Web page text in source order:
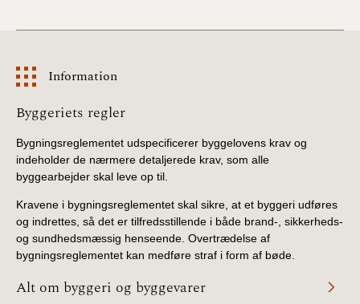
Information
Information
Byggeriets regler
Bygningsreglementet udspecificerer byggelovens krav og
indeholder de nærmere detaljerede krav, som alle
byggearbejder skal leve op til.
Kravene i bygningsreglementet skal sikre, at et byggeri udføres
og indrettes, så det er tilfredsstillende i både brand-, sikkerheds-
og sundhedsmæssig henseende. Overtrædelse af
bygningsreglementet kan medføre straf i form af bøde.
Alt om byggeri og byggevarer